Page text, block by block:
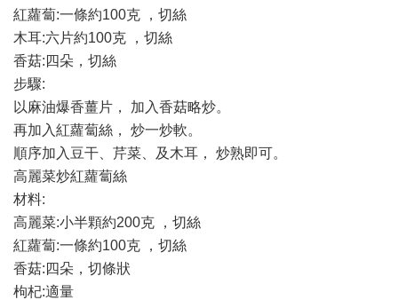
紅蘿蔔:一條約100克 ，切絲
木耳:六片約100克 ，切絲
香菇:四朵，切絲
步驟:
以麻油爆香薑片， 加入香菇略炒。
再加入紅蘿蔔絲， 炒一炒軟。
順序加入豆干、芹菜、及木耳， 炒熟即可。
高麗菜炒紅蘿蔔絲
材料:
高麗菜:小半顆約200克 ，切絲
紅蘿蔔:一條約100克 ，切絲
香菇:四朵，切條狀
枸杞:適量